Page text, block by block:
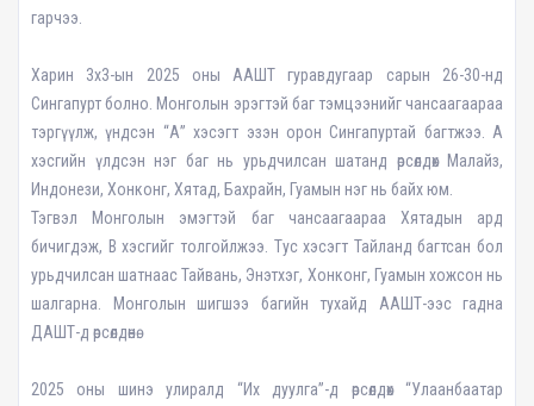
гарчээ.
Харин 3х3-ын 2025 оны ААШТ гуравдугаар сарын 26-30-нд
Сингапурт болно. Монголын эрэгтэй баг тэмцээнийг чансаагаараа
тэргүүлж, үндсэн “А” хэсэгт эзэн орон Сингапуртай багтжээ. А
хэсгийн үлдсэн нэг баг нь урьдчилсан шатанд өрсөлдөх Малайз,
Индонези, Хонконг, Хятад, Бахрайн, Гуамын нэг нь байх юм.
Тэгвэл Монголын эмэгтэй баг чансаагаараа Хятадын ард
бичигдэж, В хэсгийг толгойлжээ. Тус хэсэгт Тайланд багтсан бол
урьдчилсан шатнаас Тайвань, Энэтхэг, Хонконг, Гуамын хожсон нь
шалгарна. Монголын шигшээ багийн тухайд ААШТ-ээс гадна
ДАШТ-д өрсөлдөнө.
2025 оны шинэ улиралд “Их дуулга”-д өрсөлдөх “Улаанбаатар